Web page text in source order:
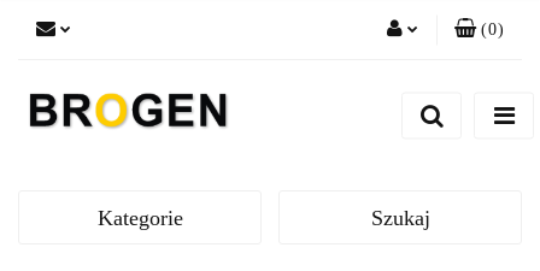
(0)
Kategorie Szukaj